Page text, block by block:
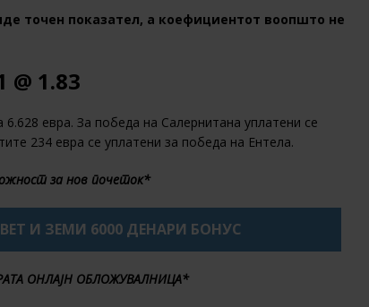
точен показател, а коефициентот воопшто не
@ 1.83
евра. За победа на Салернитана уплатени се
234 евра се уплатени за победа на Ентела.
за нов почеток*
И ЗЕМИ 6000 ДЕНАРИ БОНУС
ОНЛАЈН ОБЛОЖУВАЛНИЦА*